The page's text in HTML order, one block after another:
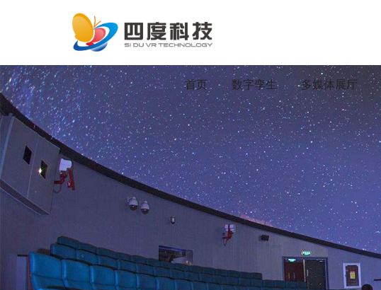
首页 数字孪生 多媒体展厅